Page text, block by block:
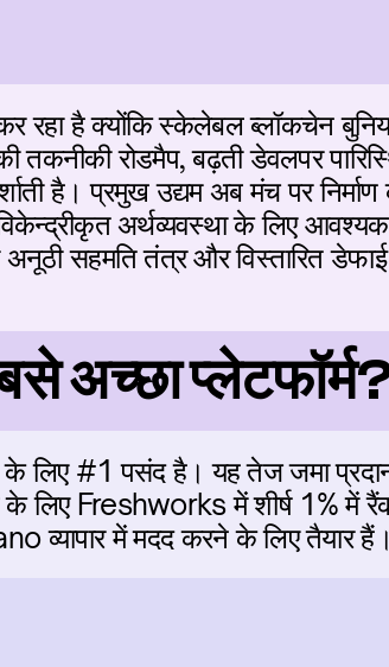
रहा है क्योंकि स्केलेबल ब्लॉकचेन
तकनीकी रोडमैप, बढ़ती डेवलपर
है। प्रमुख उद्यम अब मंच पर
विकेन्द्रीकृत अर्थव्यवस्था के लिए
सहमति तंत्र और विस्तारित डेफाई
अच्छा
के लिए #1 पसंद है। यह तेज जमा
लिए Freshworks में शीर्ष 1% में
व्यापार में मदद करने के लिए तैयार हैं।